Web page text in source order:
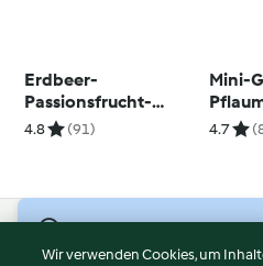
Erdbeer-
Passionsfrucht-
Konfitüre
4.8 (91)
Mini-
4.7
Wir verwenden Cookies, um